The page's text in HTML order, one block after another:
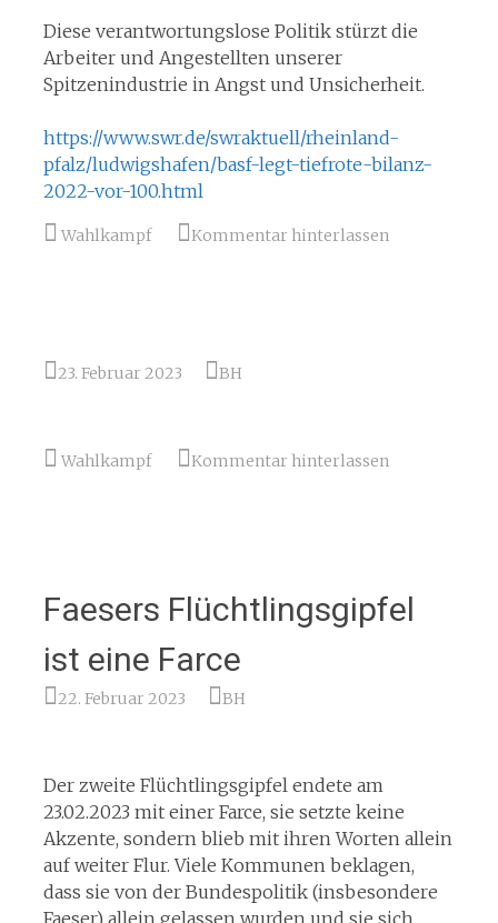
Diese verantwortungslose Politik stürzt die
Arbeiter und Angestellten unserer
Spitzenindustrie in Angst und Unsicherheit.
https://www.swr.de/swraktuell/rheinland-
pfalz/ludwigshafen/basf-legt-tiefrote-bilanz-
2022-vor-100.html
Wahlkampf Kommentar hinterlassen
23. Februar 2023 BH
Wahlkampf Kommentar hinterlassen
Faesers Flüchtlingsgipfel
ist eine Farce
22. Februar 2023 BH
Der zweite Flüchtlingsgipfel endete am
23.02.2023 mit einer Farce, sie setzte keine
Akzente, sondern blieb mit ihren Worten allein
auf weiter Flur. Viele Kommunen beklagen,
dass sie von der Bundespolitik (insbesondere
Faeser) allein gelassen wurden und sie sich